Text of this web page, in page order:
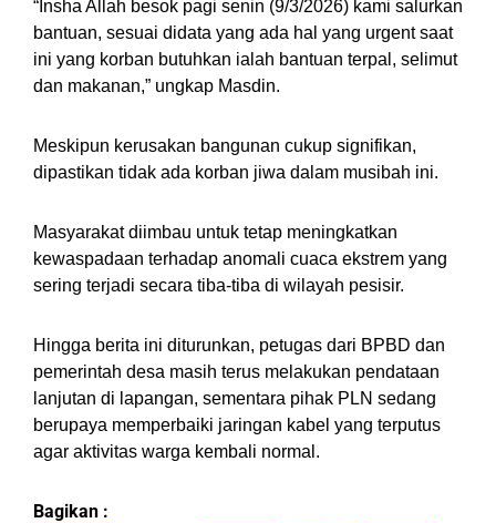
“Insha Allah besok pagi senin (9/3/2026) kami salurkan
bantuan, sesuai didata yang ada hal yang urgent saat
ini yang korban butuhkan ialah bantuan terpal, selimut
dan makanan,” ungkap Masdin.
Meskipun kerusakan bangunan cukup signifikan,
dipastikan tidak ada korban jiwa dalam musibah ini.
Masyarakat diimbau untuk tetap meningkatkan
kewaspadaan terhadap anomali cuaca ekstrem yang
sering terjadi secara tiba-tiba di wilayah pesisir.
Hingga berita ini diturunkan, petugas dari BPBD dan
pemerintah desa masih terus melakukan pendataan
lanjutan di lapangan, sementara pihak PLN sedang
berupaya memperbaiki jaringan kabel yang terputus
agar aktivitas warga kembali normal.
Bagikan :